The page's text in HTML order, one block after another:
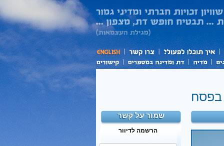
שמור על קשר
הרשמה לדיוור